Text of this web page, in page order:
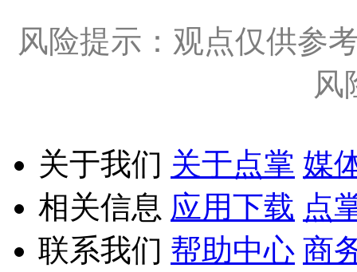
风险提示：观点仅供参
风
关于我们 关于点掌 媒
相关信息 应用下载 点
联系我们 帮助中心 商